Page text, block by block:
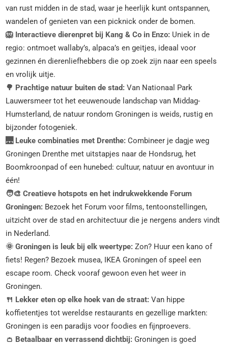
van rust midden in de stad, waar je heerlijk kunt ontspannen,
wandelen of genieten van een picknick onder de bomen.
🦁 Interactieve dierenpret bij Kang & Co in Enzo: Uniek in de
regio: ontmoet wallaby’s, alpaca’s en geitjes, ideaal voor
gezinnen én dierenliefhebbers die op zoek zijn naar een speels
en vrolijk uitje.
🌳 Prachtige natuur buiten de stad:Van Nationaal Park
Lauwersmeer tot het eeuwenoude landschap van Middag-
Humsterland, de natuur rondom Groningen is weids, rustig en
bijzonder fotogeniek.
🌉 Leuke combinaties met Drenthe:Combineer je dagje weg
Groningen Drenthe met uitstapjes naar de Hondsrug, het
Boomkroonpad of een hunebed: cultuur, natuur en avontuur in
één!
🧑‍🎨 Creatieve hotspots en het indrukwekkende Forum
Groningen: Bezoek het Forum voor films, tentoonstellingen,
uitzicht over de stad en architectuur die je nergens anders vindt
in Nederland.
🌞 Groningen is leuk bij elk weertype:Zon? Huur een kano of
fiets! Regen? Bezoek musea, IKEA Groningen of speel een
escape room. Check vooraf gewoon even het weer in
Groningen.
🍴 Lekker eten op elke hoek van de straat:Van hippe
koffietentjes tot wereldse restaurants en gezellige markten:
Groningen is een paradijs voor foodies en fijnproevers.
👛 Betaalbaar en verrassend dichtbij: Groningen is goed